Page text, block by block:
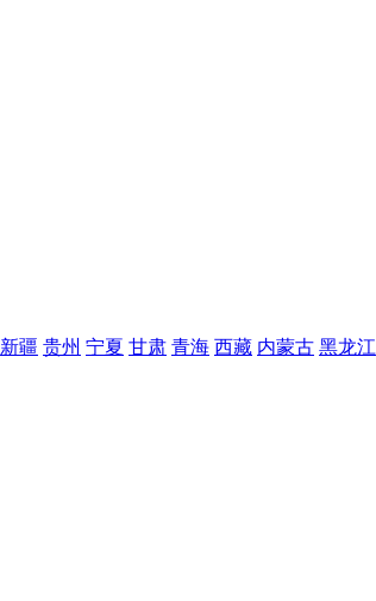
新疆 贵州 宁夏 甘肃 青海 西藏 内蒙古 黑龙江